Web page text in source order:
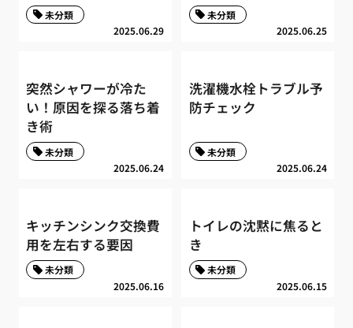
2025.06.29
未分類
2025.06.25
未分類
突然シャワーが冷た
い！原因を探る落ち着
き術
2025.06.24
未分類
洗濯機水栓トラブル予
防チェック
2025.06.24
未分類
キッチンシンク交換費
用を左右する要因
2025.06.16
未分類
トイレの沈黙に焦ると
き
2025.06.15
未分類